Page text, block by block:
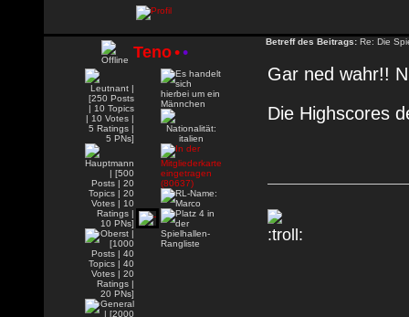
Teno••
Betreff des Beitrags: Re: Die
Gar ned wahr!!
Die Highscores